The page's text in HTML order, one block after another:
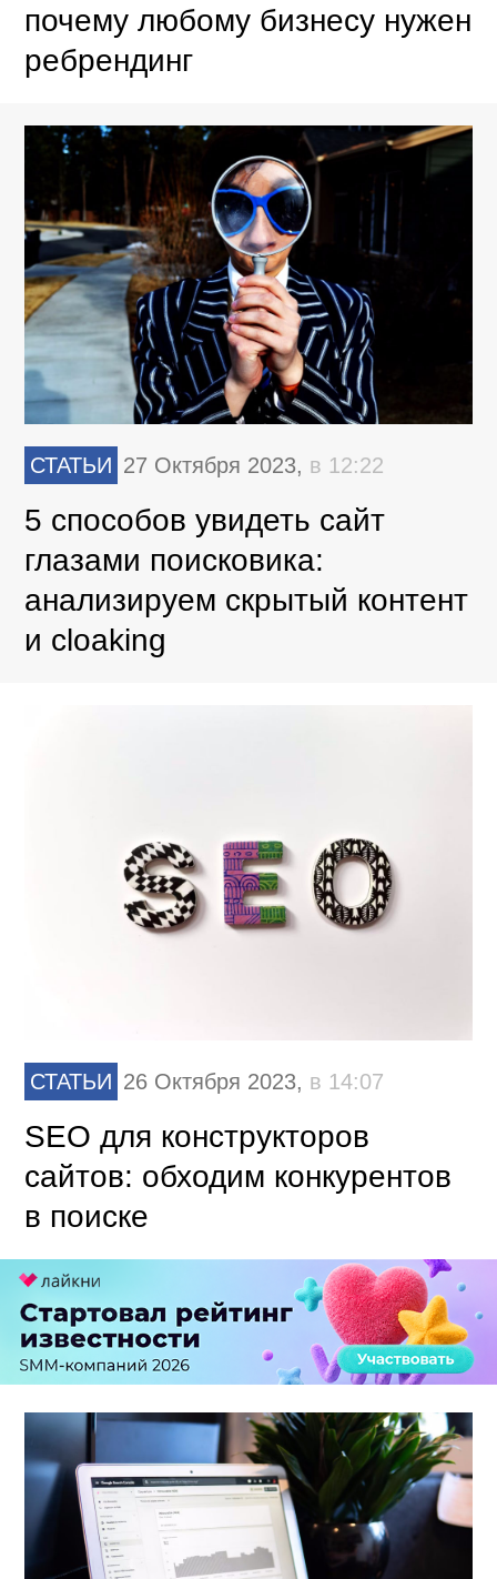
почему любому бизнесу нужен
ребрендинг
СТАТЬИ 27 Октября 2023, в 12:22
5 способов увидеть сайт
глазами поисковика:
анализируем скрытый контент
и cloaking
СТАТЬИ 26 Октября 2023, в 14:07
SEO для конструкторов
сайтов: обходим конкурентов
в поиске